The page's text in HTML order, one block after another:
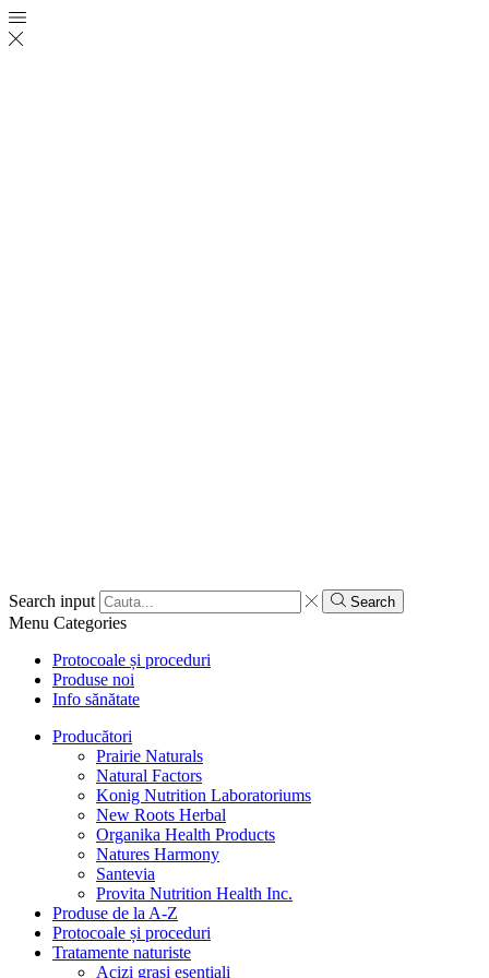
Search input Search
Menu Categories
Protocoale și proceduri
Produse noi
Info sănătate
Producători
Prairie Naturals
Natural Factors
Konig Nutrition Laboratoriums
New Roots Herbal
Organika Health Products
Natures Harmony
Santevia
Provita Nutrition Health Inc.
Produse de la A-Z
Protocoale și proceduri
Tratamente naturiste
Acizi grași esențiali